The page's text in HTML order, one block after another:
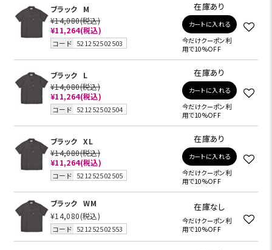
ブラック
M
¥14,080(税込)
¥11,264(税込)
コード 521252502503
在庫あり
カートに入れる
今だけクーポン利
用で10%OFF
ブラック
L
¥14,080(税込)
¥11,264(税込)
コード 521252502504
在庫あり
カートに入れる
今だけクーポン利
用で10%OFF
ブラック
XL
¥14,080(税込)
¥11,264(税込)
コード 521252502505
在庫あり
カートに入れる
今だけクーポン利
用で10%OFF
ブラック
WM
¥14,080(税込)
コード 521252502553
在庫なし
今だけクーポン利
用で10%OFF